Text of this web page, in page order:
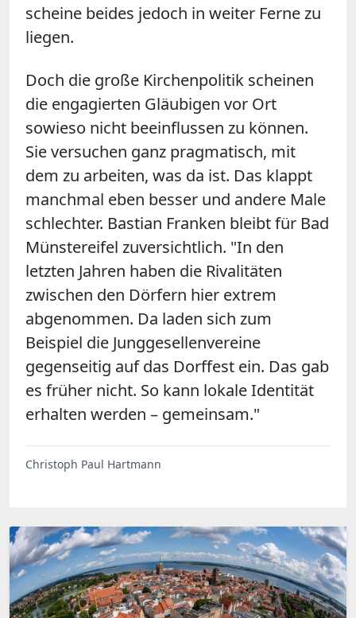
scheine beides jedoch in weiter Ferne zu
liegen.
Doch die große Kirchenpolitik scheinen
die engagierten Gläubigen vor Ort
sowieso nicht beeinflussen zu können.
Sie versuchen ganz pragmatisch, mit
dem zu arbeiten, was da ist. Das klappt
manchmal eben besser und andere Male
schlechter. Bastian Franken bleibt für Bad
Münstereifel zuversichtlich. "In den
letzten Jahren haben die Rivalitäten
zwischen den Dörfern hier extrem
abgenommen. Da laden sich zum
Beispiel die Junggesellenvereine
gegenseitig auf das Dorffest ein. Das gab
es früher nicht. So kann lokale Identität
erhalten werden – gemeinsam."
Christoph Paul Hartmann